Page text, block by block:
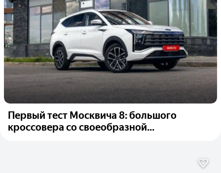
Первый тест Москвича 8: большого
кроссовера со своеобразной...